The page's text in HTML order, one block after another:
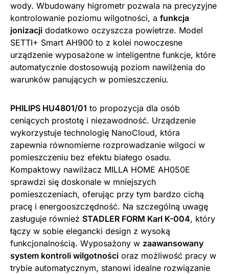
wody. Wbudowany higrometr pozwala na precyzyjne
kontrolowanie poziomu wilgotności, a funkcja
jonizacji dodatkowo oczyszcza powietrze. Model
SETTI+ Smart AH900 to z kolei nowoczesne
urządzenie wyposażone w inteligentne funkcje, które
automatycznie dostosowują poziom nawilżenia do
warunków panujących w pomieszczeniu.
PHILIPS HU4801/01 to propozycja dla osób
ceniących prostotę i niezawodność. Urządzenie
wykorzystuje technologię NanoCloud, która
zapewnia równomierne rozprowadzanie wilgoci w
pomieszczeniu bez efektu białego osadu.
Kompaktowy nawilżacz MILLA HOME AH050E
sprawdzi się doskonale w mniejszych
pomieszczeniach, oferując przy tym bardzo cichą
pracę i energooszczędność. Na szczególną uwagę
zasługuje również STADLER FORM Karl K-004, który
łączy w sobie elegancki design z wysoką
funkcjonalnością. Wyposażony w zaawansowany
system kontroli wilgotności oraz możliwość pracy w
trybie automatycznym, stanowi idealne rozwiązanie